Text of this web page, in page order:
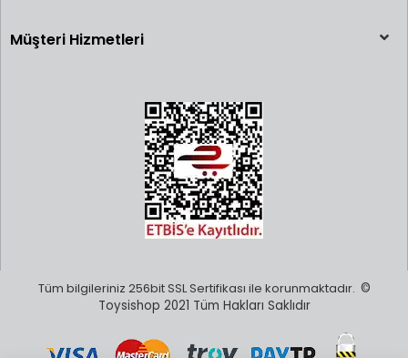
Müşteri Hizmetleri
Tüm bilgileriniz 256bit SSL Sertifikası ile korunmaktadır. ©
Toysishop 2021 Tüm Hakları Saklıdır